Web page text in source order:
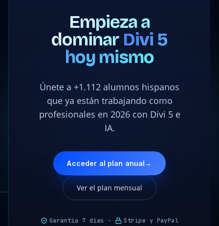
Empieza a
dominar Divi 5
hoy mismo
Únete a +1.112 alumnos hispanos
que ya están trabajando como
profesionales en 2026 con Divi 5 e
IA.
Acceder al plan anual→
Ver el plan mensual
Garantía 7 días · Stripe y PayPal